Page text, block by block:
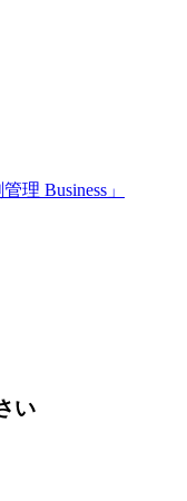
理 Business」
い